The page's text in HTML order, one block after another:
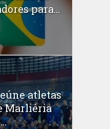
para...
atletas
Marliéria